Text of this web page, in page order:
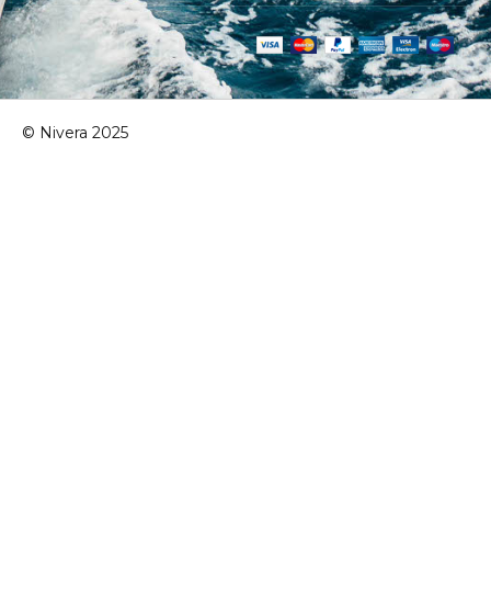
© Nivera 2025